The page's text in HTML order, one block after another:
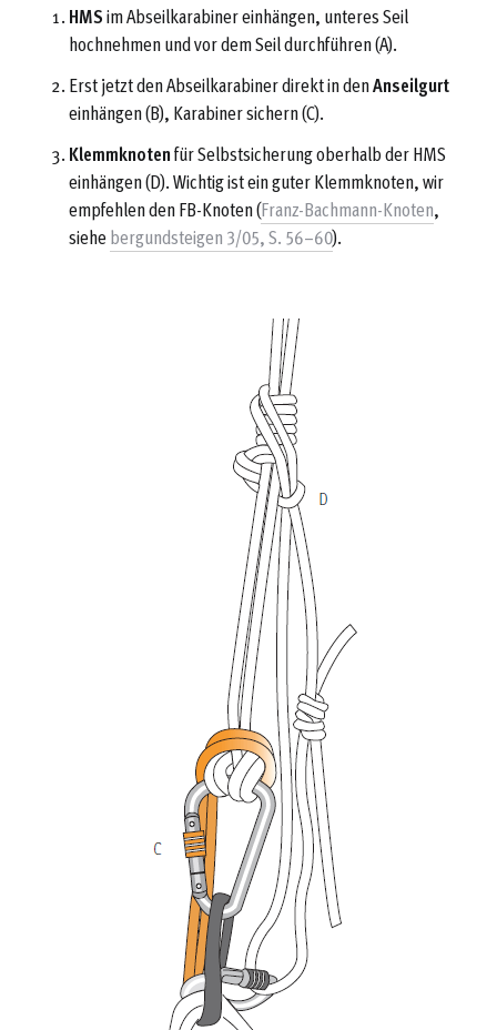
HMSim Abseilkarabiner einhängen, unteres Seil
hochnehmen und vor dem Seil durchführen (A).
Erst jetzt den Abseilkarabiner direkt in denAnseilgurt
einhängen (B), Karabiner sichern (C).
Klemmknotenfür Selbstsicherung oberhalb der HMS
einhängen (D). Wichtig ist ein guter Klemmknoten, wir
empfehlen den FB-Knoten (Franz-Bachmann-Knoten,
siehebergundsteigen 3/05, S. 56–60).